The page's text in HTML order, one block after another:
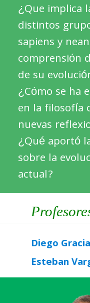
¿Que implica
distintos
sapiens y
comprensión
de su
¿Cómo se ha
en la filosofía
nuevas
¿Qué aportó
sobre la
actual?
Diego
Esteban